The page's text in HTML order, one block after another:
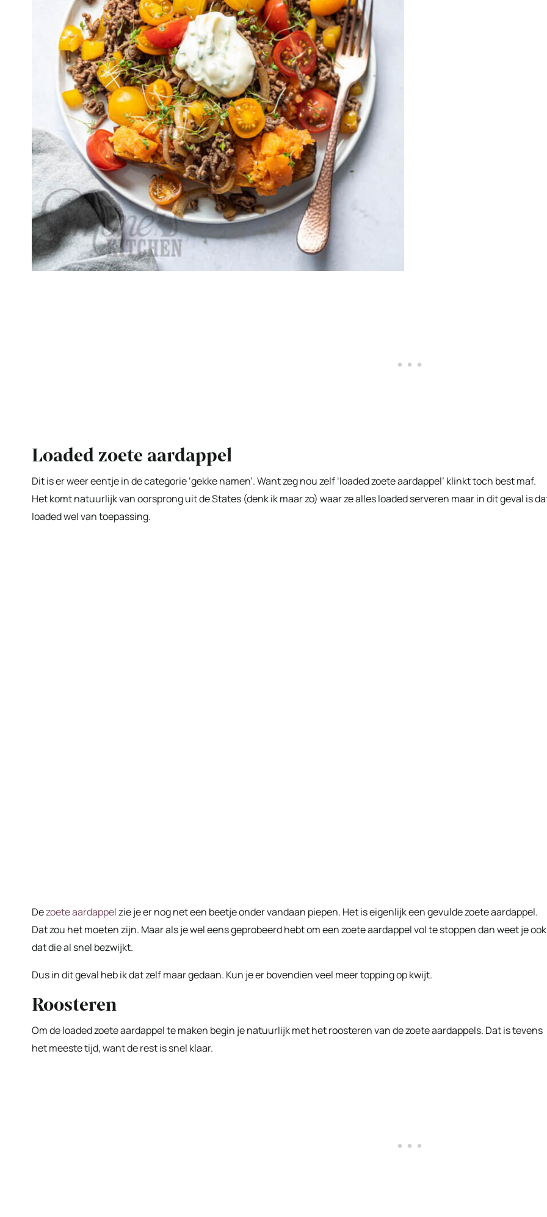
Loaded zoete aardappel
Dit is er weer eentje in de categorie ‘gekke namen’. Want zeg nou zelf ‘loaded zoete aardappel’ klinkt toch best maf.
Het komt natuurlijk van oorsprong uit de States (denk ik maar zo) waar ze alles loaded serveren maar in dit geval is
loaded wel van toepassing.
Dezoete aardappelzie je er nog net een beetje onder vandaan piepen. Het is eigenlijk een gevulde zoete aardappel.
Dat zou het moeten zijn. Maar als je wel eens geprobeerd hebt om een zoete aardappel vol te stoppen dan weet je ook
dat die al snel bezwijkt.
Dus in dit geval heb ik dat zelf maar gedaan. Kun je er bovendien veel meer topping op kwijt.
Roosteren
Om de loaded zoete aardappel te maken begin je natuurlijk met het roosteren van de zoete aardappels. Dat is tevens
het meeste tijd, want de rest is snel klaar.